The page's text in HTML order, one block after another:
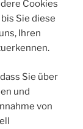
Cookies
Sie diese
Ihren
Sie über
und
von